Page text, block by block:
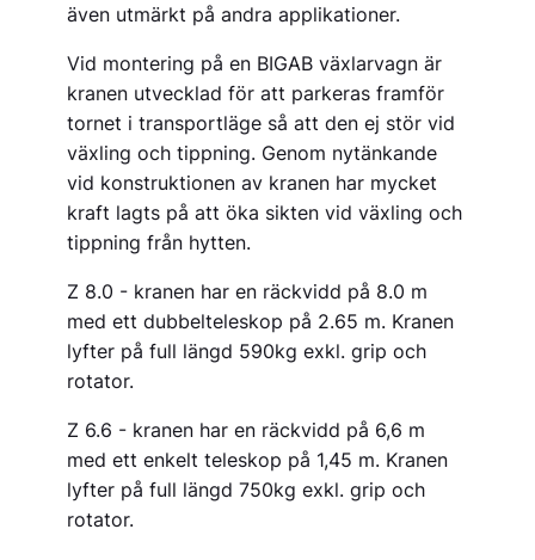
även utmärkt på andra applikationer.
Vid montering på en BIGAB växlarvagn är
kranen utvecklad för att parkeras framför
tornet i transportläge så att den ej stör vid
växling och tippning. Genom nytänkande
vid konstruktionen av kranen har mycket
kraft lagts på att öka sikten vid växling och
tippning från hytten.
Z 8.0 - kranen har en räckvidd på 8.0 m
med ett dubbelteleskop på 2.65 m. Kranen
lyfter på full längd 590kg exkl. grip och
rotator.
Z 6.6 - kranen har en räckvidd på 6,6 m
med ett enkelt teleskop på 1,45 m. Kranen
lyfter på full längd 750kg exkl. grip och
rotator.